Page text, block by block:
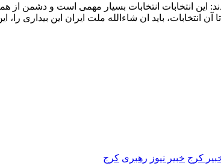
این انتخابات انتخابات بسیار مهمی است و دشمن
9حداقل ماه فاصله داریم تا آن انتخابات، باید ان شاءالله ملت
کرج خبیر نیوز رهبری کرج